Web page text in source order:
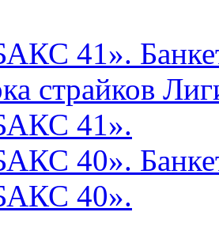
41».
страйков
41».
40».
40».